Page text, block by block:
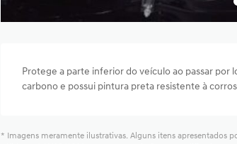
Protege a parte inferior do veículo ao passar por
carbono e possui pintura preta resistente à
* Imagens meramente ilustrativas. Alguns itens apresentados